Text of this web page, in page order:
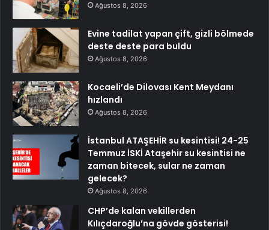
Ağustos 8, 2026
Evine tadilat yapan çift, gizli bölmede
deste deste para buldu
Ağustos 8, 2026
Kocaeli’de Dilovası Kent Meydanı
hızlandı
Ağustos 8, 2026
İstanbul ATAŞEHİR su kesintisi! 24-25
Temmuz İSKİ Ataşehir su kesintisi ne
zaman bitecek, sular ne zaman
gelecek?
Ağustos 8, 2026
CHP’de kalan vekillerden
Kılıçdaroğlu’na gövde gösterisi!